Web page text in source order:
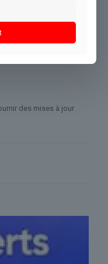
chargée du Travail
des mises à jour